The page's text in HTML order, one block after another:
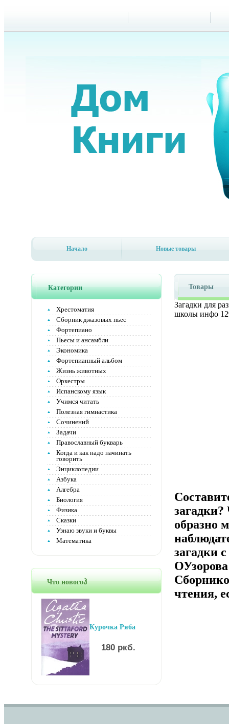
Начало Новые товары
Категории
Хрестоматия
Сборник джазовых пьес
Фортепиано
Пьесы и ансамбли
Экономика
Фортепианный альбом
Жизнь животных
Оркестры
Испанскому язык
Учимся читать
Полезная гимнастика
Сочинений
Задачи
Православный букварь
Когда и как надо начинать
говорить
Энциклопедии
Азбука
Алгебра
Биология
Физика
Сказки
Узнаю звуки и буквы
Математика
Что новогоჰ
Курочка Ряба
180 ркб.
Товары
Загадки для
школы инфо
образно
загадки
чтения,